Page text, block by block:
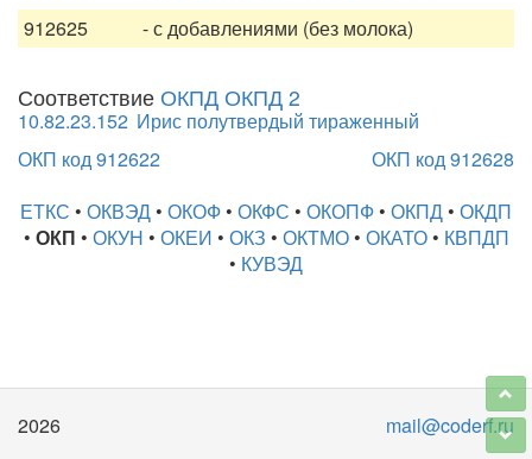
912625
- с добавлениями (без молока)
Соответствие ОКПД ОКПД 2
10.82.23.152 Ирис полутвердый тираженный
ОКП код 912622
ОКП код 912628
ЕТКС • ОКВЭД • ОКОФ • ОКФС • ОКОПФ • ОКПД • ОКДП
• ОКП • ОКУН • ОКЕИ • ОКЗ • ОКТМО• ОКАТО• КВПДП
• КУВЭД
2026 mail@coderf.ru